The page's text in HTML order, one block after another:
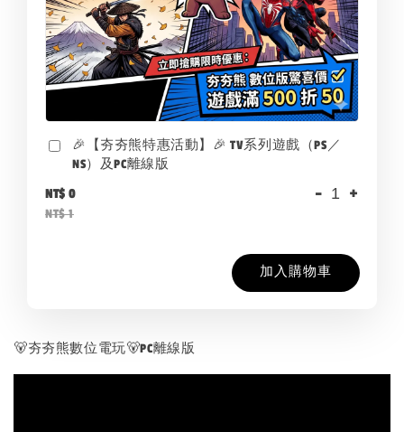
🎉【夯夯熊特惠活動】🎉 TV系列遊戲（PS／
NS）及PC離線版
NT$ 0
NT$ 1
- +
加入購物車
🐻夯夯熊數位電玩🐻PC離線版